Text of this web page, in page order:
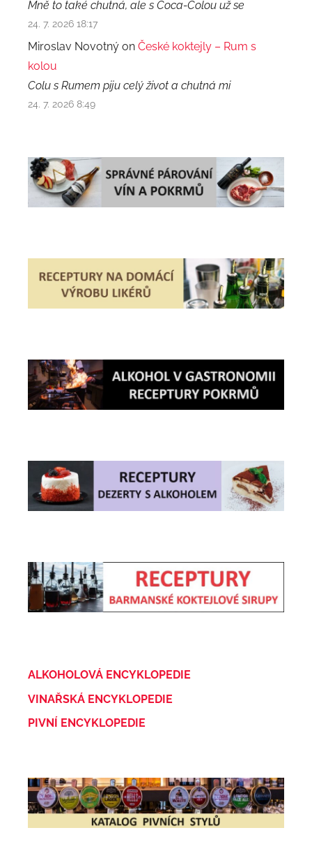
Mně to také chutná, ale s Coca-Colou už se
24. 7. 2026 18:17
Miroslav Novotný on České koktejly – Rum s
kolou
Colu s Rumem piju celý život a chutná mi
24. 7. 2026 8:49
ALKOHOLOVÁ ENCYKLOPEDIE
VINAŘSKÁ ENCYKLOPEDIE
PIVNÍ ENCYKLOPEDIE